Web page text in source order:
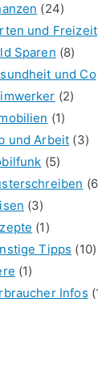
(24)
und Freizeit
Sparen (8)
und Co
(2)
(1)
und Arbeit (3)
(5)
(3)
(1)
Tipps (10)
(1)
Infos